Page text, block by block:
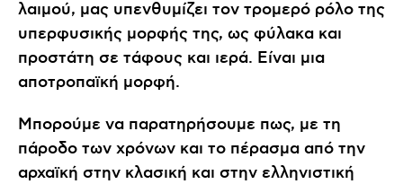
λαιμού, μας υπενθυμίζει τον τρομερό ρόλο της
υπερφυσικής μορφής της, ως φύλακα και
προστάτη σε τάφους και ιερά. Είναι μια
αποτροπαϊκή μορφή.
Μπορούμε να παρατηρήσουμε πως, με τη
πάροδο των χρόνων και το πέρασμα από την
αρχαϊκή στην κλασική και στην ελληνιστική